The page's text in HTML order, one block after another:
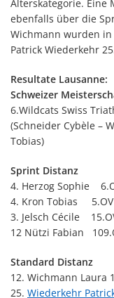
Alterskategorie. Eine
ebenfalls über die
Wichmann wurden
Patrick Wiederkehr
Resultate Lausanne:
Schweizer
6.Wildcats Swiss
(Schneider Cybèle –
Tobias)
Sprint Distanz
4. Herzog Sophie
4. Kron Tobias 5.OV
3. Jelsch Cécile
12 Nützi Fabian
Standard Distanz
12. Wichmann Laura
25. Wiederkehr